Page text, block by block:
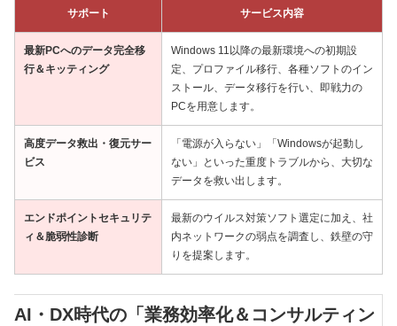
サポート サービス内容
最新PCへのデータ完全移
行＆キッティング
Windows 11以降の最新環境への初期設
定、プロファイル移行、各種ソフトのイン
ストール、データ移行を行い、即戦力の
PCを用意します。
高度データ救出・復元サー
ビス
「電源が入らない」「Windowsが起動し
ない」といった重度トラブルから、大切な
データを救い出します。
エンドポイントセキュリテ
ィ＆脆弱性診断
最新のウイルス対策ソフト選定に加え、社
内ネットワークの弱点を調査し、鉄壁の守
りを提案します。
AI・DX時代の「業務効率化＆コンサルティン